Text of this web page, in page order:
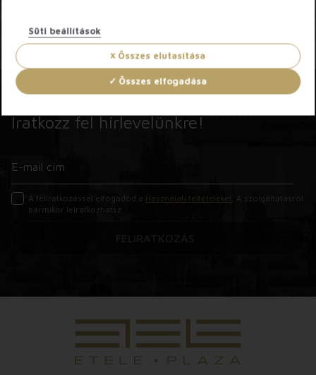
Iratkozz fel hírlevelünkre!
A feliratkozással elfogadod a Használati feltételeket . A szolgáltatásról
bármikor leiratkozhatsz.
Összes elutasítása
Összes elfogadása
Süti beállítások